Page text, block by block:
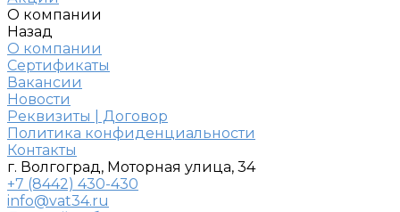
О компании
Назад
О компании
Сертификаты
Вакансии
Новости
Реквизиты | Договор
Политика конфиденциальности
Контакты
г. Волгоград, Моторная улица, 34
+7 (8442) 430-430
info@vat34.ru